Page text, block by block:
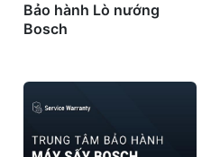
Bảo hành Lò nướng
Bosch